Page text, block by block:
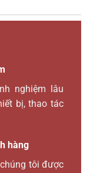
nghiệm lâu
bị, thao tác
hàng
tôi được